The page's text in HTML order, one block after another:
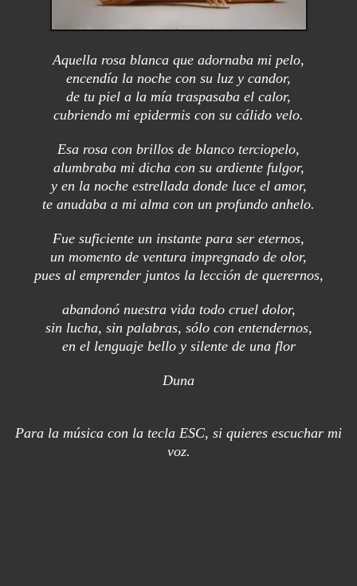
Aquella rosa blanca que adornaba mi pelo,
encendía la noche con su luz y candor,
de tu piel a la mía traspasaba el calor,
cubriendo mi epidermis con su cálido velo.
Esa rosa con brillos de blanco terciopelo,
alumbraba mi dicha con su ardiente fulgor,
y en la noche estrellada donde luce el amor,
te anudaba a mi alma con un profundo anhelo.
Fue suficiente un instante para ser eternos,
un momento de ventura impregnado de olor,
pues al emprender juntos la lección de querernos,
abandonó nuestra vida todo cruel dolor,
sin lucha, sin palabras, sólo con entendernos,
en el lenguaje bello y silente de una flor
Duna
Para la música con la tecla ESC, si quieres escuchar mi
voz.